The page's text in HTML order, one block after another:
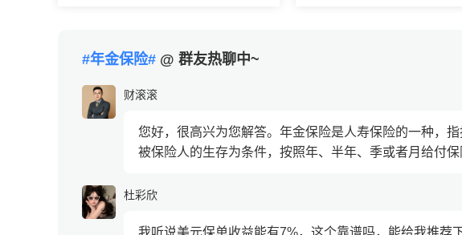
#年金保险# @ 群友热聊中~
财滚滚
您好，很高兴为您解答。年金保险是人寿保险的一种，
被保险人的生存为条件，按照年、半年、季或者月给付
杜彩欣